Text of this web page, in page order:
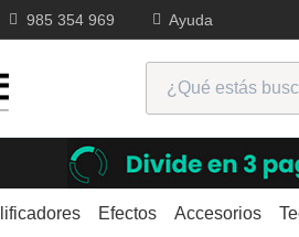
985 354 969 Ayuda
Efectos Accesorios
Harp, Marine